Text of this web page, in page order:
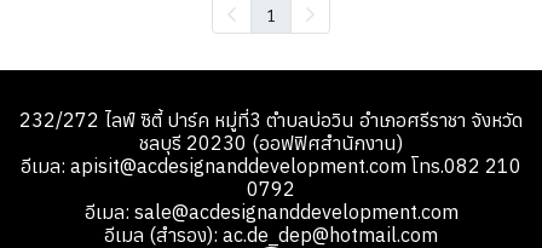
1
232/272 ไลฟ์ ซิตี้ ปาร์ค หมู่ที่3 ตำบลบ่อวิน อำเภอศรีราชา จังหวัด
ชลบุรี 20230 (ออฟฟิศสำนักงาน)
อีเมล: apisit@acdesignanddevelopment.com โทร.082 210
0792
อีเมล: sale@acdesignanddevelopment.com
อีเมล (สำรอง): ac.de_dep@hotmail.com